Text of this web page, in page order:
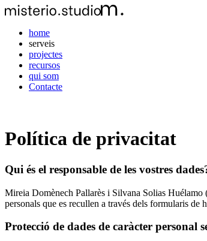
home
serveis
projectes
recursos
qui som
Contacte
Política de privacitat
Qui és el responsable de les vostres
Mireia Domènech Pallarès i Silvana Solias
personals que es recullen a través dels formularis
Protecció de dades de caràcter personal